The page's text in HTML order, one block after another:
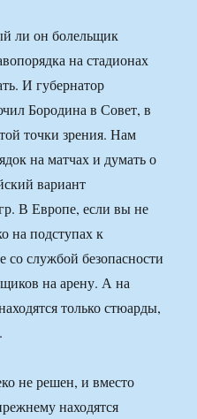
ли он болельщик
на стадионах
И губернатор
Бородина в Совет, в
точки зрения. Нам
на матчах и думать о
вариант
В Европе, если вы не
на подступах к
со службой безопасности
на арену. А на
только стюарды,
не решен, и вместо
находятся